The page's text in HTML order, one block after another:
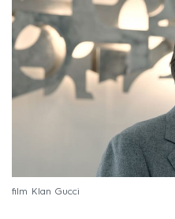
film Klan Gucci